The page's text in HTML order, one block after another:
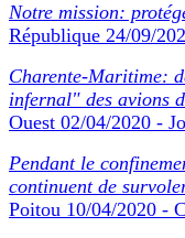
Notre mission:
République 24/09/
Charente-Maritime:
infernal" des avions
Ouest 02/04/2020 -
Pendant le
continuent de
Poitou 10/04/2020 -